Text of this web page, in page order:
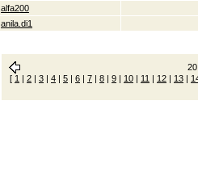
alfa200
anila.di1
[ 1 | 2 | 3 | 4 | 5 | 6 | 7 | 8 | 9 | 10 | 11 | 12 | 13 |